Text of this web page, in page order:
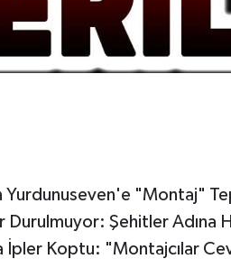
"Montaj"
Durulmuyor: Şehitler Adına
İpler Koptu: "Montajcılar